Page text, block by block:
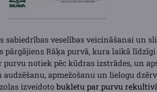
sabiedrības veselības veicināšanai un
pārgājiens Rāķa purvā, kura laikā
notiek pēc kūdras izstrādes, un
apmežošanu un lielogu
izveidoto bukletu par purvu